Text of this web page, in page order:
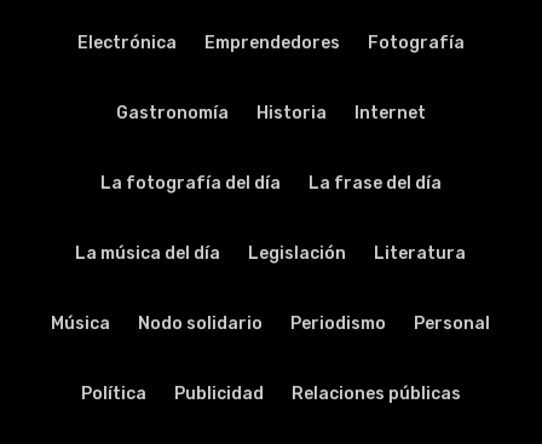
Electrónica Emprendedores Fotografía
Gastronomía Historia Internet
La fotografía del día La frase del día
La música del día Legislación Literatura
Música Nodo solidario Periodismo Personal
Política Publicidad Relaciones públicas